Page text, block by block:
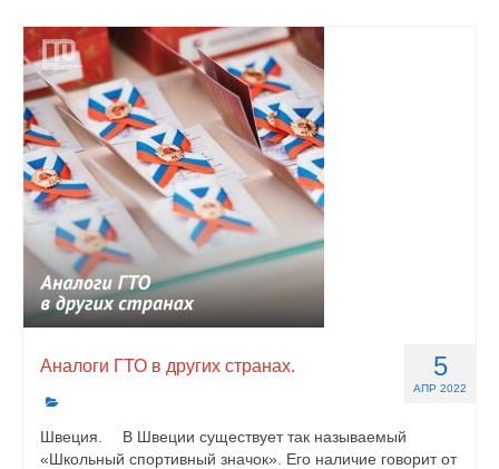
5
АПР 2022
Аналоги ГТО в других странах.
Швеция. ⠀ В Швеции существует так называемый
«Школьный спортивный значок». Его наличие говорит от